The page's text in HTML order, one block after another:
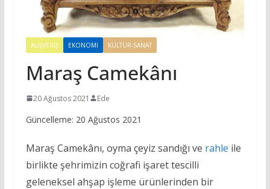
ALIŞVERIŞ EKONOMI KÜLTÜR-SANAT
Maraş Camekânı
20 Ağustos 2021 Ede
Güncelleme: 20 Ağustos 2021
Maraş Camekânı, oyma çeyiz sandığı ve rahle ile
birlikte şehrimizin coğrafi işaret tescilli
geleneksel ahşap işleme ürünlerinden bir